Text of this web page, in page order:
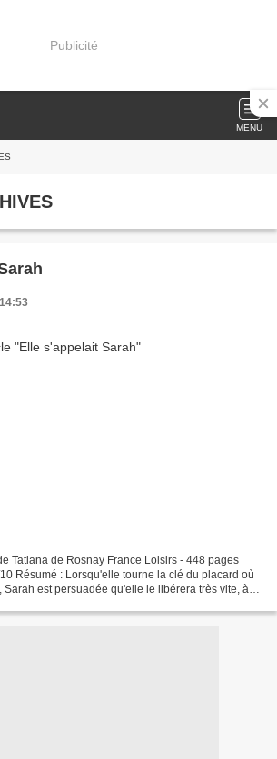
Publicité
MENU
Tatiana de Rosnay France Loisirs - 448 pages
Résumé : Lorsqu'elle tourne la clé du placard où
Sarah est persuadée qu'elle le libérera très vite, à